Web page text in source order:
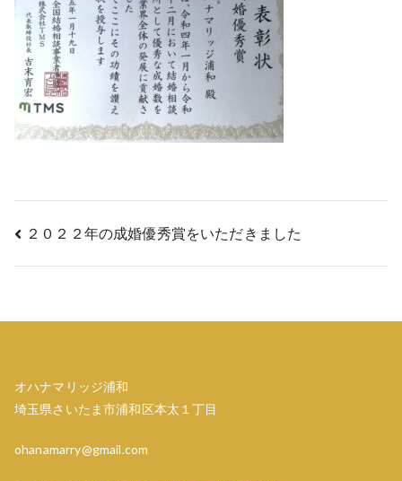
投
稿
ゲ
ー
シ
２０２２年の成婚優秀賞をいただきました
オハナマリッジ浦和
埼玉県さいたま市浦和区本太１丁目
ohanamarry@gmail.com